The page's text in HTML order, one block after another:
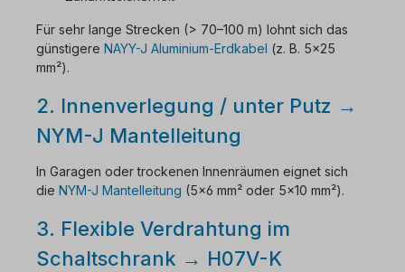
Für sehr lange Strecken (> 70–100 m) lohnt sich das
günstigere NAYY-J Aluminium-Erdkabel (z. B. 5×25
mm²).
2. Innenverlegung / unter Putz →
NYM-J Mantelleitung
In Garagen oder trockenen Innenräumen eignet sich
die NYM-J Mantelleitung (5×6 mm² oder 5×10 mm²).
3. Flexible Verdrahtung im
Schaltschrank → H07V-K